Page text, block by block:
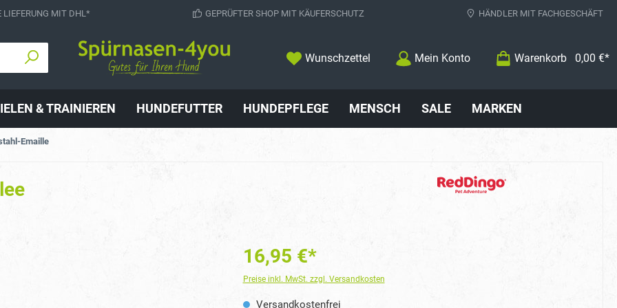
LIEFERUNG MIT DHL* GEPRÜFTER SHOP MIT KÄUFERSCHUTZ HÄNDLER MIT FACHGESCHÄFT
Wunschzettel Mein Konto Warenkorb 0,00 €*
& TRAINIEREN HUNDEFUTTER HUNDEPFLEGE MENSCH SALE MARKEN
Emaille
16,95 €*
Preise inkl. MwSt. zzgl. Versandkosten
Versandkostenfrei